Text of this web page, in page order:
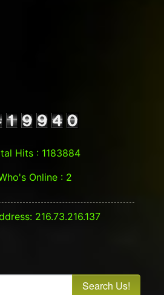
Hits : 1183884
Online : 2
216.73.216.137